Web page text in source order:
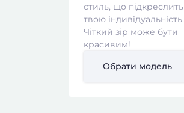
стиль, що підкреслить
твою індивідуальність.
Чіткий зір може бути
красивим!
Обрати модель